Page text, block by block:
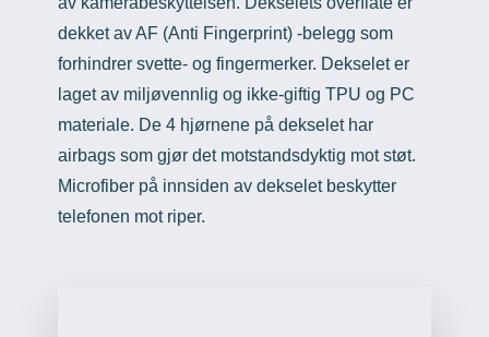
dekket av AF (Anti Fingerprint) -belegg som
forhindrer svette- og fingermerker. Dekselet er
laget av miljøvennlig og ikke-giftig TPU og PC
materiale. De 4 hjørnene på dekselet har
airbags som gjør det motstandsdyktig mot støt.
Microfiber på innsiden av dekselet beskytter
telefonen mot riper.